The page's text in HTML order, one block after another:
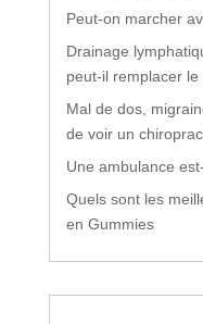
Peut-on marcher
Drainage
peut-il remplacer
Mal de dos,
de voir un
Une ambulance
Quels sont les
en Gummies